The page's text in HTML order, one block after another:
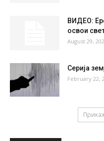
ВИДЕО:
освои
August 29,
Серија
February 22,